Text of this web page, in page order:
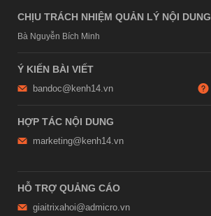
CHỊU TRÁCH NHIỆM QUẢN LÝ NỘI DUNG
Bà Nguyễn Bích Minh
Ý KIẾN BÀI VIẾT
bandoc@kenh14.vn
HỢP TÁC NỘI DUNG
marketing@kenh14.vn
HỖ TRỢ QUẢNG CÁO
giaitrixahoi@admicro.vn